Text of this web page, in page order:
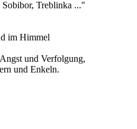
Treblinka ..."
im Himmel
und Verfolgung,
und Enkeln.